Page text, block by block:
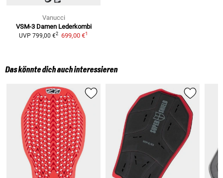
Vanucci
VSM-3 Damen Lederkombi
UVP 799,00 €2 699,00 €1
Das könnte dich auch interessieren